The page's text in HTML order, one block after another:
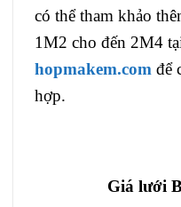
có thể tham khảo
1M2 cho đến 2M4
hopmakem.com để
hợp.
Giá lưới